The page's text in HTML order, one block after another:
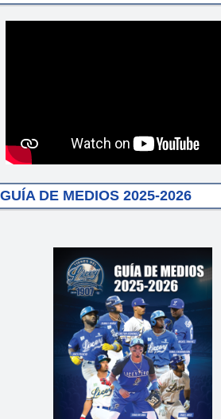
GUÍA DE MEDIOS 2025-2026